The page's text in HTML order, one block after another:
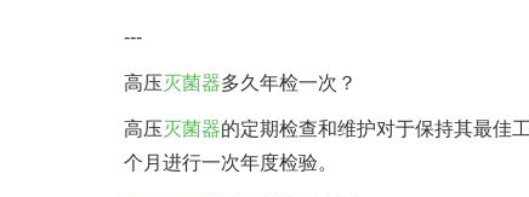
---
高压灭菌器多久年检一次？
高压灭菌器的定期检查和维护对于保持其最佳
个月进行一次年度检验。